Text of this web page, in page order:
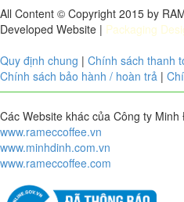
All Content © Copyright 2015 by
Developed Website | Packaging
Quy định chung | Chính sách thanh
Chính sách bảo hành / hoàn trả |
Các Website khác của Công ty
www.rameccoffee.vn
www.minhdinh.com.vn
www.rameccoffee.com